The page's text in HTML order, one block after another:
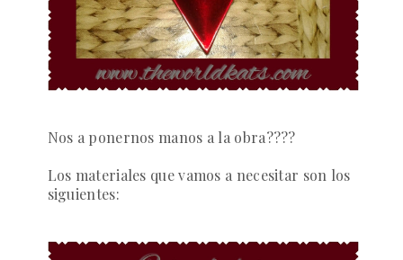
Nos a ponernos manos a la obra????
Los materiales que vamos a necesitar son los
siguientes: